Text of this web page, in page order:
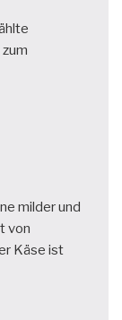
milder und
von
Käse ist